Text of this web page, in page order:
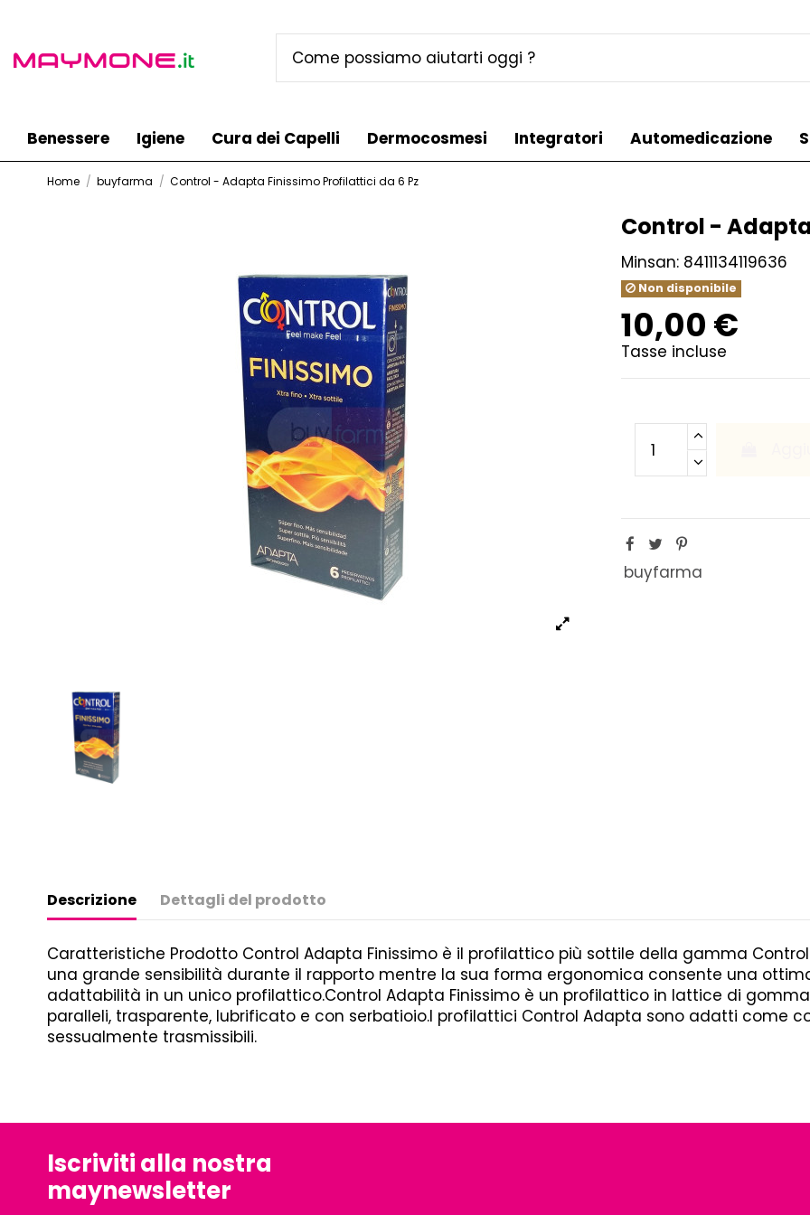
Benessere Igiene Cura dei Capelli Dermocosmesi Integratori Automedicazione
Home buyfarma Control - Adapta Finissimo Profilattici da 6 Pz
Control -
Minsan: 8411134119636
Non disponibile
10,00 €
Tasse incluse
buyfarma
Descrizione Dettagli del prodotto
Caratteristiche Prodotto Control Adapta Finissimo è il profilattico più sottile della gamma
una grande sensibilità durante il rapporto mentre la sua forma ergonomica consente una
adattabilità in un unico profilattico.Control Adapta Finissimo è un profilattico in lattice di
paralleli, trasparente, lubrificato e con serbatioio.I profilattici Control Adapta sono adatti come
sessualmente trasmissibili.
Iscriviti alla nostra
maynewsletter